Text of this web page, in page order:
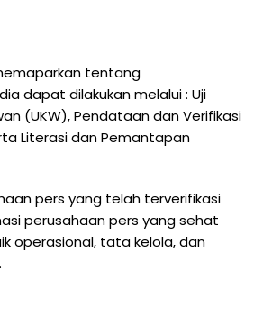
tentang
dapat dilakukan melalui : Uji
(UKW), Pendataan dan Verifikasi
Literasi dan Pemantapan
pers yang telah terverifikasi
perusahaan pers yang sehat
operasional, tata kelola, dan